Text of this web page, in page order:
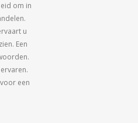
om in
u
Een
een